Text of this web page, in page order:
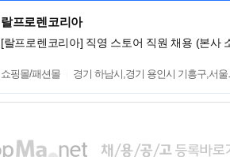
랄프로렌코리아
[랄프로렌코리아] 직영 스토어 직원 채용 (본사
쇼핑몰/패션몰 경기 하남시,경기 용인시 기흥구,서울 서초구